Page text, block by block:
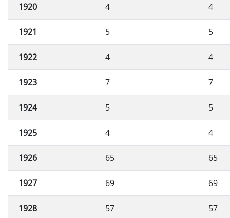
1920 4 4
1921 5 5
1922 4 4
1923 7 7
1924 5 5
1925 4 4
1926 65 65
1927 69 69
1928 57 57